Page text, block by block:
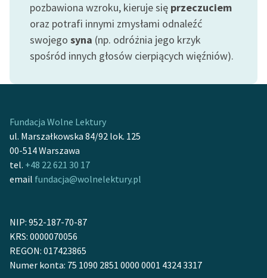
skandynawskiej literatury
feministycznej
Ręce pełne poezji
twórców przechodzących
Starego Testamentu
Odkurzamy bohaterów
Szkoła Poezji Wolnych
Kontakt
O projekcie
pozbawiona wzroku, kieruje się przeczuciem
oraz potrafi innymi zmysłami odnaleźć
swojego syna (np. odróżnia jego krzyk
spośród innych głosów cierpiących więźniów).
Fundacja Wolne Lektury
ul. Marszałkowska 84/92 lok. 125
00-514 Warszawa
tel. +48 22 621 30 17
email fundacja@wolnelektury.pl
NIP: 952-187-70-87
KRS: 0000070056
REGON: 017423865
Numer konta: 75 1090 2851 0000 0001 4324 3317